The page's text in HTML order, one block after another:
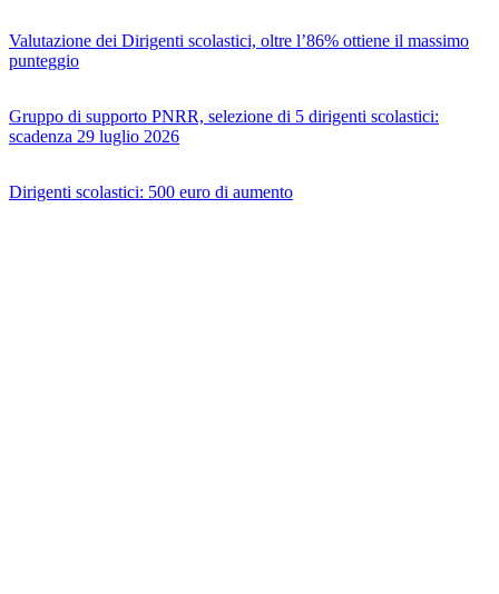
Valutazione dei Dirigenti scolastici, oltre l’86% ottiene il massimo
punteggio
Gruppo di supporto PNRR, selezione di 5 dirigenti scolastici:
scadenza 29 luglio 2026
Dirigenti scolastici: 500 euro di aumento